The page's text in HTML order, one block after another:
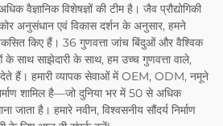
वैज्ञानिक विशेषज्ञों की टीम है। जैव प्रौद्योगिकी
अनुसंधान एवं विकास दर्शन के अनुसार, हमने
किए हैं। 36 गुणवत्ता जांच बिंदुओं और वैश्विक
के साथ साझेदारी के साथ, हम उच्च गुणवत्ता वाले,
देते हैं। हमारी व्यापक सेवाओं में OEM, ODM, नमूने
शामिल है—जो दुनिया भर में 50 से अधिक
जाता है। हमारे नवीन, विश्वसनीय सौंदर्य निर्माण